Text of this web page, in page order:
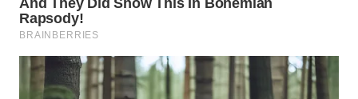
KARAWANG
BEKASI